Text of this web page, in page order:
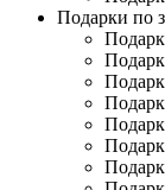
Подарки по